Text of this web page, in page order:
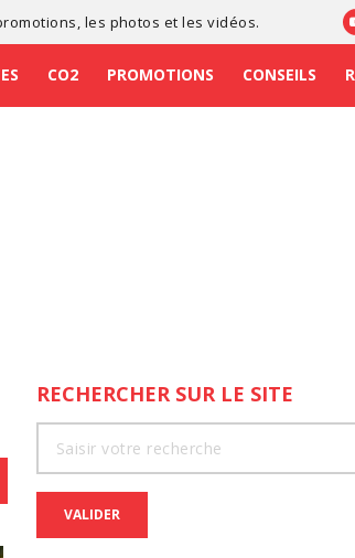
, les photos et les vidéos.
CO2 PROMOTIONS CONSEILS
RECHERCHER SUR LE SITE
VALIDER